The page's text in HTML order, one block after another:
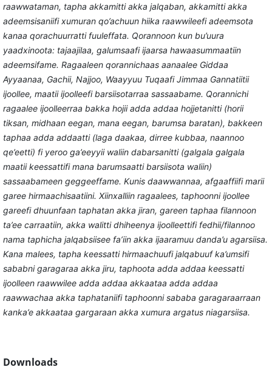
raawwataman, tapha akkamitti akka jalqaban, akkamitti akka
adeemsisaniifi xumuran qo’achuun hiika raawwileefi adeemsota
kanaa qorachuurratti fuuleffata. Qorannoon kun bu’uura
yaadxinoota: tajaajilaa, galumsaafi ijaarsa hawaasummaatiin
adeemsifame. Ragaaleen qorannichaas aanaalee Giddaa
Ayyaanaa, Gachii, Najjoo, Waayyuu Tuqaafi Jimmaa Gannatiitii
ijoollee, maatii ijoolleefi barsiisotarraa sassaabame. Qorannichi
ragaalee ijoolleerraa bakka hojii adda addaa hojjetanitti (horii
tiksan, midhaan eegan, mana eegan, barumsa baratan), bakkeen
taphaa adda addaatti (laga daakaa, dirree kubbaa, naannoo
qe’eetti) fi yeroo ga’eeyyii waliin dabarsanitti (galgala galgala
maatii keessattifi mana barumsaatti barsiisota waliin)
sassaabameen geggeeffame. Kunis daawwannaa, afgaaffiifi marii
garee hirmaachisaatiini. Xiinxalliin ragaalees, taphoonni ijoollee
gareefi dhuunfaan taphatan akka jiran, gareen taphaa filannoon
ta’ee carraatiin, akka walitti dhiheenya ijoolleettifi fedhii/filannoo
nama taphicha jalqabsiisee fa’iin akka ijaaramuu danda’u agarsiisa.
Kana malees, tapha keessatti hirmaachuufi jalqabuuf ka’umsifi
sababni garagaraa akka jiru, taphoota adda addaa keessatti
ijoolleen raawwilee adda addaa akkaataa adda addaa
raawwachaa akka taphataniifi taphoonni sababa garagaraarraan
kanka’e akkaataa gargaraan akka xumura argatus niagarsiisa.
Downloads